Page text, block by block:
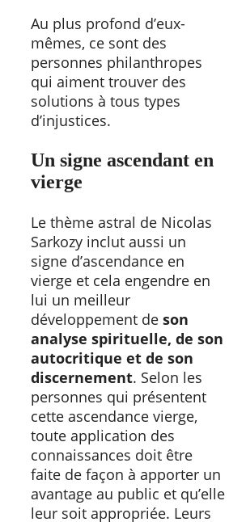
Au plus profond d’eux-
mêmes, ce sont des
personnes philanthropes
qui aiment trouver des
solutions à tous types
d’injustices.
Un signe ascendant en
vierge
Le thème astral de Nicolas
Sarkozy inclut aussi un
signe d’ascendance en
vierge et cela engendre en
lui un meilleur
développement de son
analyse spirituelle, de son
autocritique et de son
discernement. Selon les
personnes qui présentent
cette ascendance vierge,
toute application des
connaissances doit être
faite de façon à apporter un
avantage au public et qu’elle
leur soit appropriée. Leurs